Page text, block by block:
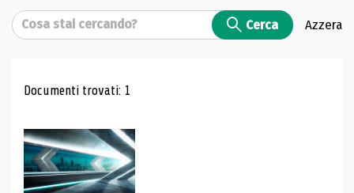
Cerca Cerca Azzera
Risultati di ricerca
Documenti trovati: 1